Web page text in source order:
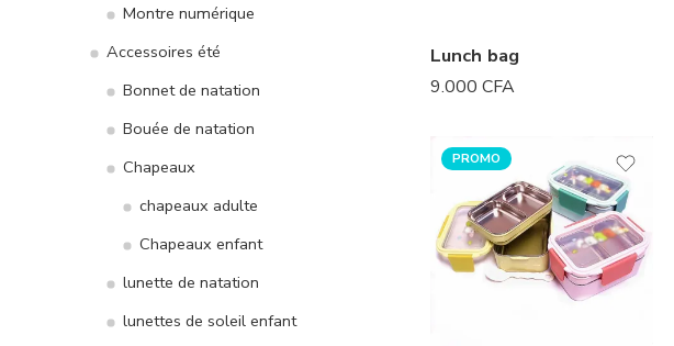
Lunch bag
9.000 CFA
PROMO
Montre numérique
Accessoires été
Bonnet de natation
Bouée de natation
Chapeaux
chapeaux adulte
Chapeaux enfant
lunette de natation
lunettes de soleil enfant